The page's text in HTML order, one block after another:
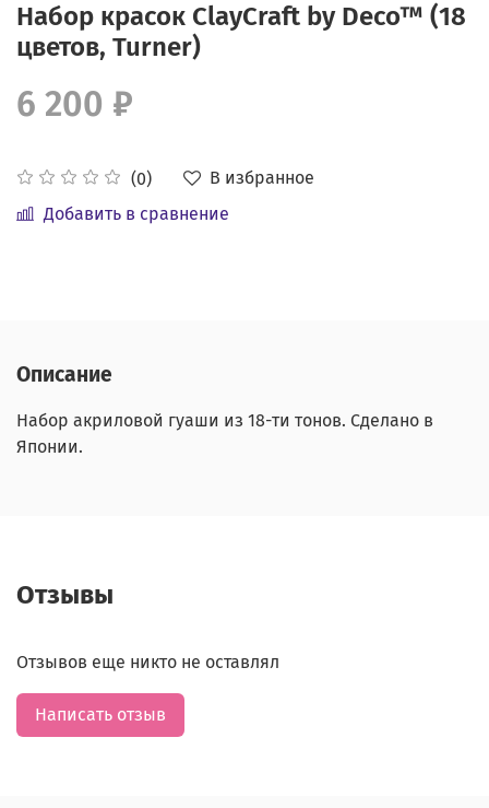
Набор красок СlayCraft by Deco™ (18
цветов, Turner)
(0)
В избранное
Добавить в сравнение
6 200 ₽
Описание
Набор акриловой гуаши из 18-ти тонов. Сделано в
Японии.
Отзывы
Отзывов еще никто не оставлял
Написать отзыв